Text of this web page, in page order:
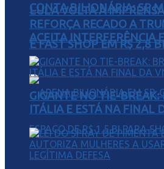
CONTA BILIONÁRIA: SP
E FAST SHOP EM R$ 2,8 BI
LULA VOLTA À
REFORÇA RECADO A
ACEITA INTERFERÊNCIA
GIGANTE NO TIE-
ITÁLIA E ESTÁ NA FINAL